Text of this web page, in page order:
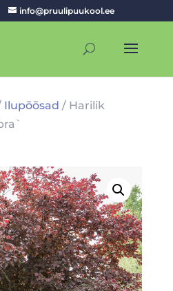
info@pruulipuukool.ee
Ilupõõsad / Harilik